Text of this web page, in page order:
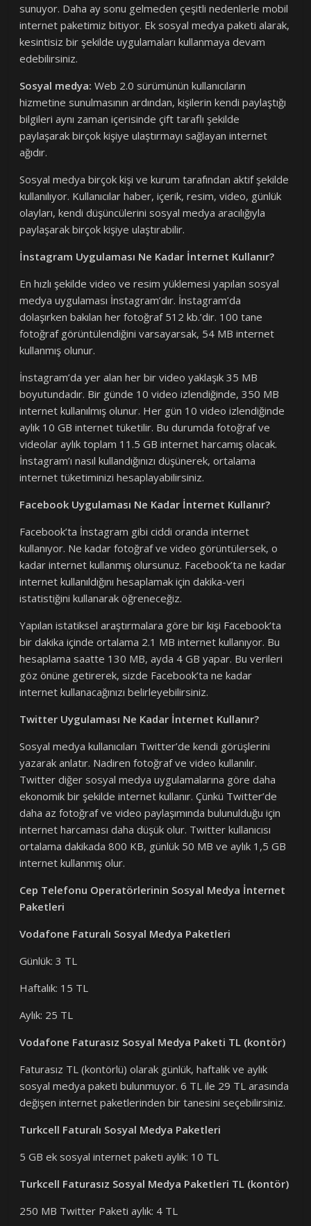
sunuyor. Daha ay sonu gelmeden çeşitli nedenlerle mobil
internet paketimiz bitiyor. Ek sosyal medya paketi alarak,
kesintisiz bir şekilde uygulamaları kullanmaya devam
edebilirsiniz.
Sosyal medya: Web 2.0 sürümünün kullanıcıların
hizmetine sunulmasının ardından, kişilerin kendi paylaştığı
bilgileri aynı zaman içerisinde çift taraflı şekilde
paylaşarak birçok kişiye ulaştırmayı sağlayan internet
ağıdır.
Sosyal medya birçok kişi ve kurum tarafından aktif şekilde
kullanılıyor. Kullanıcılar haber, içerik, resim, video, günlük
olayları, kendi düşüncülerini sosyal medya aracılığıyla
paylaşarak birçok kişiye ulaştırabilir.
İnstagram Uygulaması Ne Kadar İnternet Kullanır?
En hızlı şekilde video ve resim yüklemesi yapılan sosyal
medya uygulaması İnstagram’dır. İnstagram’da
dolaşırken bakılan her fotoğraf 512 kb.’dir. 100 tane
fotoğraf görüntülendiğini varsayarsak, 54 MB internet
kullanmış olunur.
İnstagram’da yer alan her bir video yaklaşık 35 MB
boyutundadır. Bir günde 10 video izlendiğinde, 350 MB
internet kullanılmış olunur. Her gün 10 video izlendiğinde
aylık 10 GB internet tüketilir. Bu durumda fotoğraf ve
videolar aylık toplam 11.5 GB internet harcamış olacak.
İnstagram’ı nasıl kullandığınızı düşünerek, ortalama
internet tüketiminizi hesaplayabilirsiniz.
Facebook Uygulaması Ne Kadar İnternet Kullanır?
Facebook’ta İnstagram gibi ciddi oranda internet
kullanıyor. Ne kadar fotoğraf ve video görüntülersek, o
kadar internet kullanmış olursunuz. Facebook’ta ne kadar
internet kullanıldığını hesaplamak için dakika-veri
istatistiğini kullanarak öğreneceğiz.
Yapılan istatiksel araştırmalara göre bir kişi Facebook’ta
bir dakika içinde ortalama 2.1 MB internet kullanıyor. Bu
hesaplama saatte 130 MB, ayda 4 GB yapar. Bu verileri
göz önüne getirerek, sizde Facebook’ta ne kadar
internet kullanacağınızı belirleyebilirsiniz.
Twitter Uygulaması Ne Kadar İnternet Kullanır?
Sosyal medya kullanıcıları Twitter’de kendi görüşlerini
yazarak anlatır. Nadiren fotoğraf ve video kullanılır.
Twitter diğer sosyal medya uygulamalarına göre daha
ekonomik bir şekilde internet kullanır. Çünkü Twitter’de
daha az fotoğraf ve video paylaşımında bulunulduğu için
internet harcaması daha düşük olur. Twitter kullanıcısı
ortalama dakikada 800 KB, günlük 50 MB ve aylık 1,5 GB
internet kullanmış olur.
Cep Telefonu Operatörlerinin Sosyal Medya İnternet
Paketleri
Vodafone Faturalı Sosyal Medya Paketleri
Günlük: 3 TL
Haftalık: 15 TL
Aylık: 25 TL
Vodafone Faturasız Sosyal Medya Paketi TL (kontör)
Faturasız TL (kontörlü) olarak günlük, haftalık ve aylık
sosyal medya paketi bulunmuyor. 6 TL ile 29 TL arasında
değişen internet paketlerinden bir tanesini seçebilirsiniz.
Turkcell Faturalı Sosyal Medya Paketleri
5 GB ek sosyal internet paketi aylık: 10 TL
Turkcell Faturasız Sosyal Medya Paketleri TL (kontör)
250 MB Twitter Paketi aylık: 4 TL